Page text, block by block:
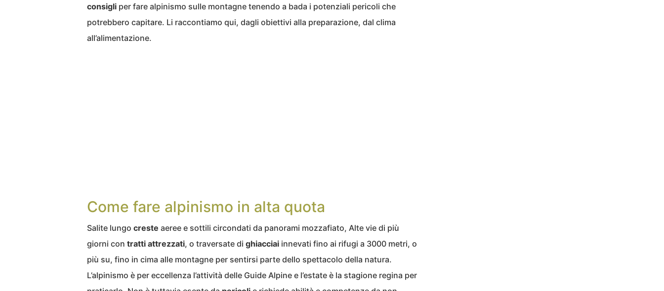
consigli per fare alpinismo sulle montagne tenendo a bada i potenziali pericoli che
potrebbero capitare. Li raccontiamo qui, dagli obiettivi alla preparazione, dal clima
all’alimentazione.
Come fare alpinismo in alta quota
Salite lungo creste aeree e sottili circondati da panorami mozzafiato, Alte vie di più
giorni con tratti attrezzati, o traversate di ghiacciai innevati fino ai rifugi a 3000 metri, o
più su, fino in cima alle montagne per sentirsi parte dello spettacolo della natura.
L’alpinismo è per eccellenza l’attività delle Guide Alpine e l’estate è la stagione regina per